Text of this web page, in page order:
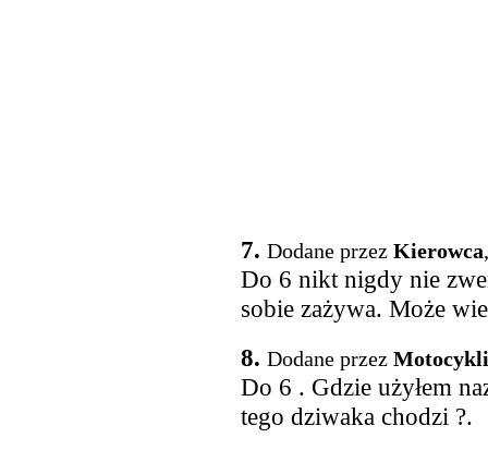
7. Dodane przez Kierowca
Do 6 nikt nigdy nie
sobie zażywa. Może
8. Dodane przez
Do 6 . Gdzie użyłem
tego dziwaka chodzi ?.